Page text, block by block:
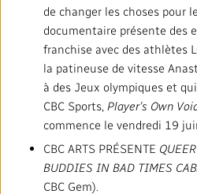
de changer les choses pour
documentaire présente des
franchise avec des athlètes
la patineuse de vitesse
à des Jeux olympiques et
CBC Sports, Player’s Own
commence le vendredi 19
CBC ARTS PRÉSENTE
BUDDIES IN BAD TIMES
CBC Gem).